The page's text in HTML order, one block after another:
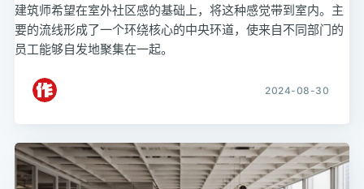
建筑师希望在室外社区感的基础上，将这种感觉带到室内。主
要的流线形成了一个环绕核心的中央环道，使来自不同部门的
员工能够自发地聚集在一起。
2024-08-30